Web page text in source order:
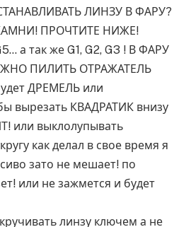
ЛИНЗУ В ФАРУ?
ПРОЧТИТЕ НИЖЕ!
а так же G1, G2, G3 ! В ФАРУ
ПИЛИТЬ ОТРАЖАТЕЛЬ
ДРЕМЕЛЬ или
вырезать КВАДРАТИК внизу
или выклолупывать
как делал в свое время я
зато не мешает! по
или не зажмется и будет
линзу ключем а не